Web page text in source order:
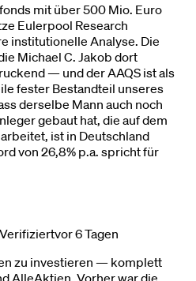
mit über 500 Mio. Euro
Eulerpool Research
institutionelle Analyse. Die
Michael C. Jakob dort
— und der AAQS ist als
fester Bestandteil unseres
derselbe Mann auch noch
gebaut hat, die auf dem
ist in Deutschland
von 26,8% p.a. spricht für
Verifiziertvor 6 Tagen
zu investieren — komplett
AlleAktien. Vorher war die